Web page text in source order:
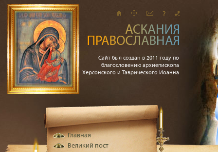
Сайт был создан в 2011 году по
благословению архиепископа
Херсонского и Таврического Иоанна
Главная
Великий пост